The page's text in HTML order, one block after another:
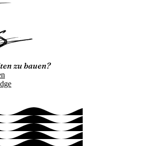
zu bauen?